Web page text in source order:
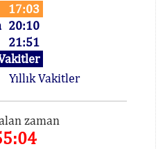
17:03
20:10
21:51
Yıllık Vakitler
zaman